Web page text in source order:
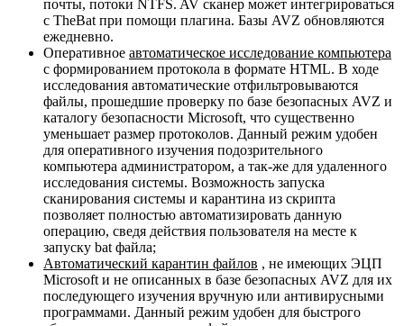
почты, потоки NTFS. AV сканер может интегрироваться
с TheBat при помощи плагина. Базы AVZ обновляются
ежедневно.
Оперативное автоматическое исследование компьютера
с формированием протокола в формате HTML. В ходе
исследования автоматические отфильтровываются
файлы, прошедшие проверку по базе безопасных AVZ и
каталогу безопасности Microsoft, что существенно
уменьшает размер протоколов. Данный режим удобен
для оперативного изучения подозрительного
компьютера администратором, а так-же для удаленного
исследования системы. Возможность запуска
сканирования системы и карантина из скрипта
позволяет полностью автоматизировать данную
операцию, сведя действия пользователя на месте к
запуску bat файла;
Автоматический карантин файлов , не имеющих ЭЦП
Microsoft и не описанных в базе безопасных AVZ для их
последующего изучения вручную или антивирусными
программами. Данный режим удобен для быстрого